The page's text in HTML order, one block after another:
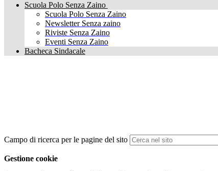
Scuola Polo Senza Zaino
Scuola Polo Senza Zaino
Newsletter Senza zaino
Riviste Senza Zaino
Eventi Senza Zaino
Bacheca Sindacale
Campo di ricerca per le pagine del sito
Gestione cookie